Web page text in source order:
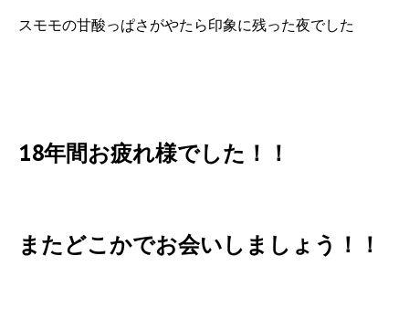
スモモの甘酸っぱさがやたら印象に残った夜でした
18年間お疲れ様でした！！
またどこかでお会いしましょう！！